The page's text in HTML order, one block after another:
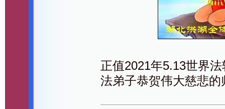
正值2021年5.13世界
法弟子恭贺伟大慈悲